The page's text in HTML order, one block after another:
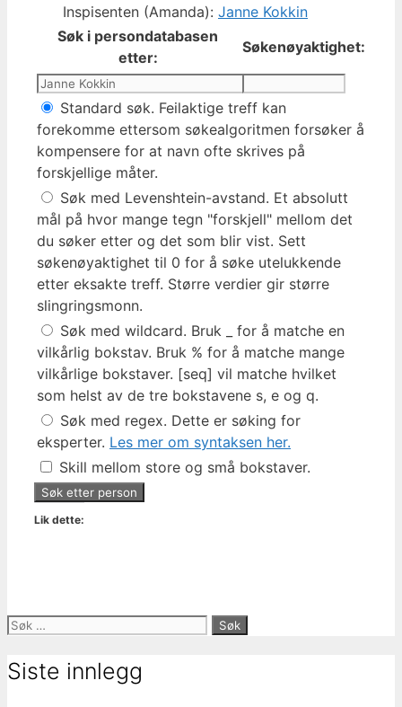
Inspisenten (Amanda): Janne Kokkin
Søk i persondatabasen
etter:
Søkenøyaktighet:
Standard søk. Feilaktige treff kan
forekomme ettersom søkealgoritmen forsøker å
kompensere for at navn ofte skrives på
forskjellige måter.
Søk med Levenshtein-avstand. Et absolutt
mål på hvor mange tegn "forskjell" mellom det
du søker etter og det som blir vist. Sett
søkenøyaktighet til 0 for å søke utelukkende
etter eksakte treff. Større verdier gir større
slingringsmonn.
Søk med wildcard. Bruk _ for å matche en
vilkårlig bokstav. Bruk % for å matche mange
vilkårlige bokstaver. [seq] vil matche hvilket
som helst av de tre bokstavene s, e og q.
Søk med regex. Dette er søking for
eksperter. Les mer om syntaksen her.
Skill mellom store og små bokstaver.
Lik dette:
Søk
Siste innlegg